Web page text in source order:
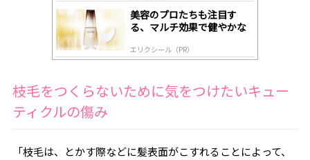
美容のプロたちも注目す
る、マルチ効果で健やかな
エリクシール（PR）
枝毛をつくらないために気をつけたいキュー
ティクルの傷み
「枝毛は、とかす際などに髪表面がこすれることによって、